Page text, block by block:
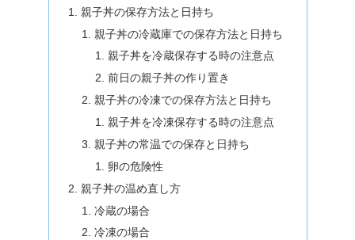
親子丼の保存方法と日持ち
親子丼の冷蔵庫での保存方法と日持ち
親子丼を冷蔵保存する時の注意点
前日の親子丼の作り置き
親子丼の冷凍での保存方法と日持ち
親子丼を冷凍保存する時の注意点
親子丼の常温での保存と日持ち
卵の危険性
親子丼の温め直し方
冷蔵の場合
冷凍の場合